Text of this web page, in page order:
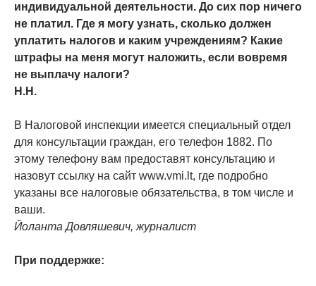
индивидуальной деятельности. До сих пор ничего
не платил. Где я могу узнать, сколько должен
уплатить налогов и каким учреждениям? Какие
штрафы на меня могут наложить, если вовремя
не выплачу налоги?
Н.Н.
В Налоговой инспекции имеется специальный отдел
для консультации граждан, его телефон 1882. По
этому телефону вам предоставят консультацию и
назовут ссылку на сайт www.vmi.lt, где подробно
указаны все налоговые обязательства, в том числе и
ваши.
Йоланта Довляшевич, журналист
При поддержке: